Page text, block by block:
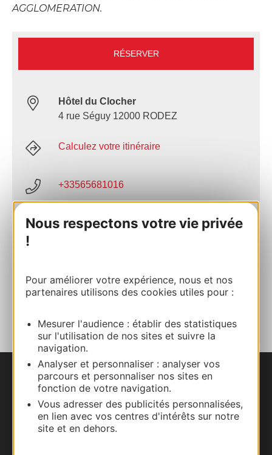
Nous respectons votre vie privée
!
Pour améliorer votre expérience, nous et nos
partenaires utilisons des cookies utiles pour :
Mesurer l'audience : établir des statistiques
sur l'utilisation de nos sites et suivre la
navigation.
Analyser et personnaliser : analyser vos
parcours et personnaliser nos sites en
fonction de votre navigation.
Vous adresser des publicités personnalisées,
en lien avec vos centres d'intérêts sur notre
site et en dehors.
AGGLOMERATION.
RÉSERVER
Hôtel du Clocher
4 rue Séguy 12000 RODEZ
Calculez votre itinéraire
+33565681016
E-mail
AJOUTER
Nous contacter
Carte interactive